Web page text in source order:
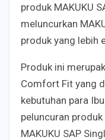
produk MAKUKU
meluncurkan
produk yang lebih
Produk ini
Comfort Fit yang
kebutuhan para
peluncuran
MAKUKU SAP